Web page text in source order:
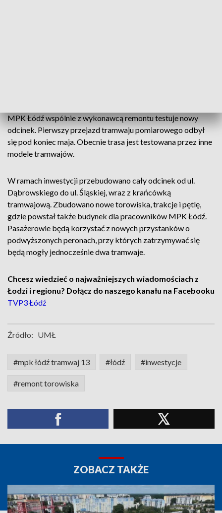
MPK Łódź wspólnie z wykonawcą remontu testuje nowy
odcinek. Pierwszy przejazd tramwaju pomiarowego odbył
się pod koniec maja. Obecnie trasa jest testowana przez inne
modele tramwajów.
W ramach inwestycji przebudowano cały odcinek od ul.
Dąbrowskiego do ul. Śląskiej, wraz z krańcówką
tramwajową. Zbudowano nowe torowiska, trakcje i pętlę,
gdzie powstał także budynek dla pracowników MPK Łódź.
Pasażerowie będą korzystać z nowych przystanków o
podwyższonych peronach, przy których zatrzymywać się
będą mogły jednocześnie dwa tramwaje.
Chcesz wiedzieć o najważniejszych wiadomościach z
Łodzi i regionu? Dołącz do naszego kanału na Facebooku
TVP3 Łódź
Źródło: UMŁ
#mpk łódź tramwaj 13 #łódź #inwestycje
#remont torowiska
ZOBACZ TAKŻE